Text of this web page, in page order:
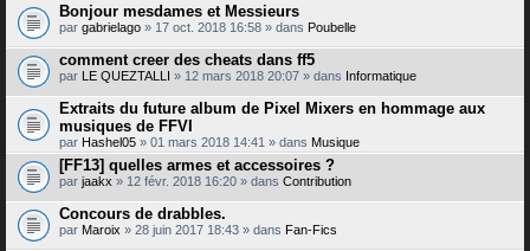
Bonjour mesdames et Messieurs
par gabrielago » 17 oct. 2018 16:58 » dans Poubelle
comment creer des cheats dans ff5
par LE QUEZTALLI » 12 mars 2018 20:07 » dans Informatique
Extraits du future album de Pixel Mixers en hommage aux
musiques de FFVI
par Hashel05 » 01 mars 2018 14:41 » dans Musique
[FF13] quelles armes et accessoires ?
par jaakx » 12 févr. 2018 16:20 » dans Contribution
Concours de drabbles.
par Maroix » 28 juin 2017 18:43 » dans Fan-Fics